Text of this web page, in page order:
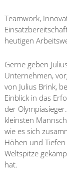
Teamwork,
heutigen
Gerne geben
Unternehmen,
von Julius Brink,
Einblick in das
der
kleinsten
wie es sich
Höhen und
Weltspitze
hat.